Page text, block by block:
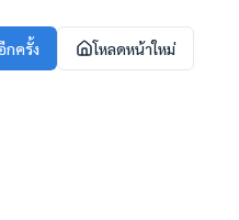
กครั้ง โหลดหน้าใหม่